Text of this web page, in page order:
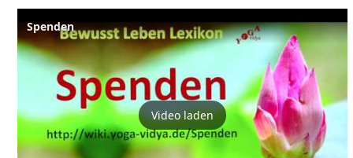
Spenden
Video laden